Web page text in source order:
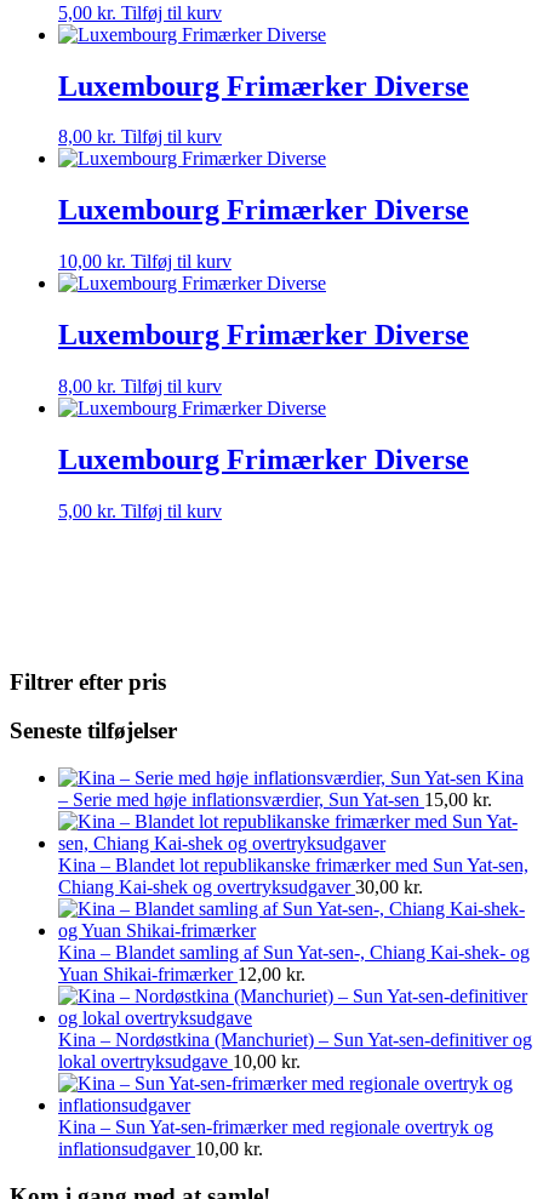
5,00 kr. Tilføj til kurv
Luxembourg Frimærker Diverse
8,00 kr. Tilføj til kurv
Luxembourg Frimærker Diverse
10,00 kr. Tilføj til kurv
Luxembourg Frimærker Diverse
8,00 kr. Tilføj til kurv
Luxembourg Frimærker Diverse
5,00 kr. Tilføj til kurv
Filtrer efter pris
Seneste tilføjelser
Kina
– Serie med høje inflationsværdier, Sun Yat-sen 15,00 kr.
Kina – Blandet lot republikanske frimærker med Sun Yat-sen,
Chiang Kai-shek og overtryksudgaver 30,00 kr.
Kina – Blandet samling af Sun Yat-sen-, Chiang Kai-shek- og
Yuan Shikai-frimærker 12,00 kr.
Kina – Nordøstkina (Manchuriet) – Sun Yat-sen-definitiver og
lokal overtryksudgave 10,00 kr.
Kina – Sun Yat-sen-frimærker med regionale overtryk og
inflationsudgaver 10,00 kr.